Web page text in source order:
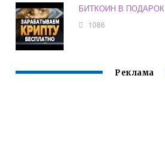
БИТКОИН В ПОДАРОК
1086
Реклама